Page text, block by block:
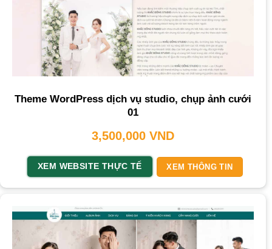
Theme WordPress dịch vụ studio, chụp ảnh cưới
01
3,500,000 VND
XEM WEBSITE THỰC TẾ XEM THÔNG TIN